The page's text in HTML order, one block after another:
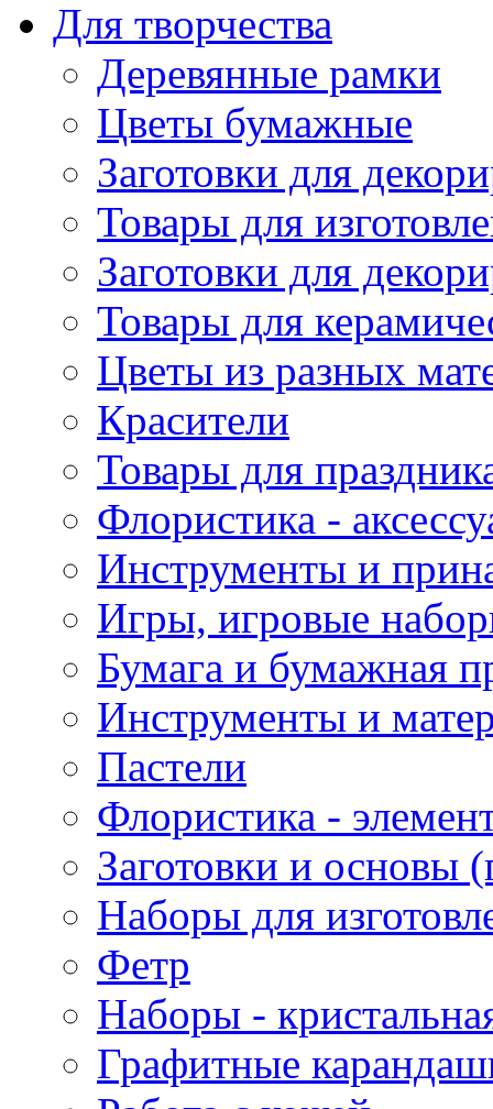
Для творчества
Деревянные рамки
Цветы бумажные
Заготовки для
Товары для
Заготовки для
Товары для
Цветы из разных
Красители
Товары для
Флористика -
Инструменты и
Игры, игровые
Бумага и бумажная
Инструменты и
Пастели
Флористика -
Заготовки и основы
Наборы для
Фетр
Наборы -
Графитные